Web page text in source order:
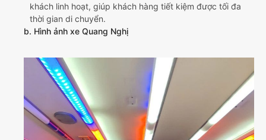
khách linh hoạt, giúp khách hàng tiết kiệm được tối đa
thời gian di chuyển.
b. Hình ảnh xe Quang Nghị